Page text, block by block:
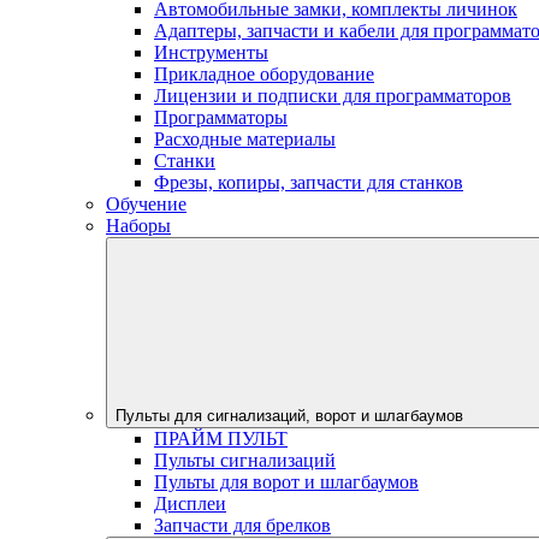
Автомобильные замки, комплекты личинок
Адаптеры, запчасти и кабели для
Инструменты
Прикладное оборудование
Лицензии и подписки для программаторов
Программаторы
Расходные материалы
Станки
Фрезы, копиры, запчасти для станков
Обучение
Наборы
Пульты для сигнализаций, ворот и шлагбаумов
ПРАЙМ ПУЛЬТ
Пульты сигнализаций
Пульты для ворот и шлагбаумов
Дисплеи
Запчасти для брелков